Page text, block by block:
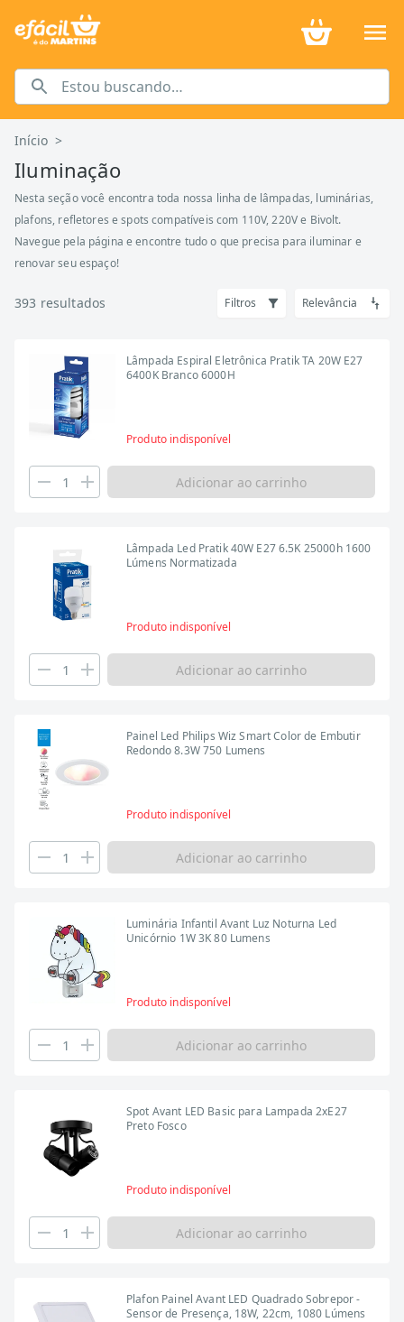
Início >
Iluminação
Nesta seção você encontra toda nossa linha de lâmpadas, luminárias,
plafons, refletores e spots compatíveis com 110V, 220V e Bivolt.
Navegue pela página e encontre tudo o que precisa para iluminar e
renovar seu espaço!
393 resultados Filtros Relevância
Lâmpada Espiral Eletrônica Pratik TA 20W E27
6400K Branco 6000H
Produto indisponível
Adicionar ao carrinho
Lâmpada Led Pratik 40W E27 6.5K 25000h 1600
Lúmens Normatizada
Produto indisponível
Adicionar ao carrinho
Painel Led Philips Wiz Smart Color de Embutir
Redondo 8.3W 750 Lumens
Produto indisponível
Adicionar ao carrinho
Luminária Infantil Avant Luz Noturna Led
Unicórnio 1W 3K 80 Lumens
Produto indisponível
Adicionar ao carrinho
Spot Avant LED Basic para Lampada 2xE27
Preto Fosco
Produto indisponível
Adicionar ao carrinho
Plafon Painel Avant LED Quadrado Sobrepor -
Sensor de Presença, 18W, 22cm, 1080 Lúmens